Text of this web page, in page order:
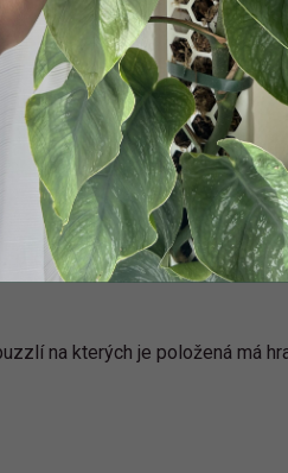
Twitter Email
rostliny
na kterých je položená má